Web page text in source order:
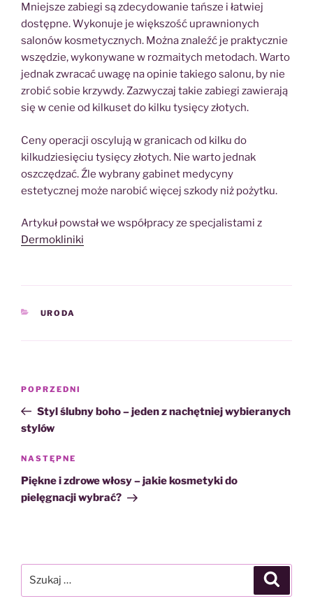
Mniejsze zabiegi są zdecydowanie tańsze i łatwiej
dostępne. Wykonuje je większość uprawnionych
salonów kosmetycznych. Można znaleźć je praktycznie
wszędzie, wykonywane w rozmaitych metodach. Warto
jednak zwracać uwagę na opinie takiego salonu, by nie
zrobić sobie krzywdy. Zazwyczaj takie zabiegi zawierają
się w cenie od kilkuset do kilku tysięcy złotych.
Ceny operacji oscylują w granicach od kilku do
kilkudziesięciu tysięcy złotych. Nie warto jednak
oszczędzać. Źle wybrany gabinet medycyny
estetycznej może narobić więcej szkody niż pożytku.
Artykuł powstał we współpracy ze specjalistami z
Dermokliniki
KATEGORIE
URODA
Poprzedni
wpis
POPRZEDNI
Styl ślubny boho – jeden z nachętniej wybieranych
stylów
Następny
wpis
NASTĘPNE
Piękne i zdrowe włosy – jakie kosmetyki do
pielęgnacji wybrać?